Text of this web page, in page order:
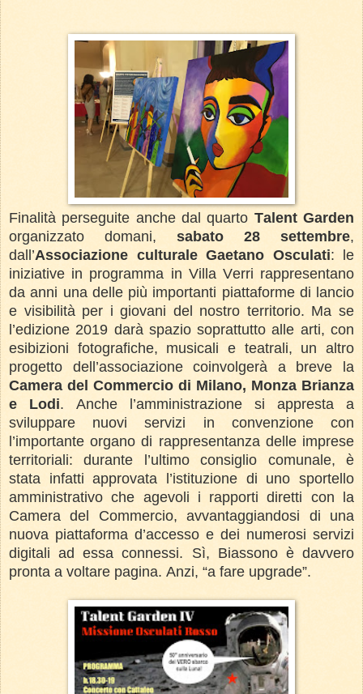
Finalità perseguite anche dal quarto Talent Garden
organizzato domani, sabato 28 settembre,
dall’Associazione culturale Gaetano Osculati: le
iniziative in programma in Villa Verri rappresentano
da anni una delle più importanti piattaforme di lancio
e visibilità per i giovani del nostro territorio. Ma se
l’edizione 2019 darà spazio soprattutto alle arti, con
esibizioni fotografiche, musicali e teatrali, un altro
progetto dell’associazione coinvolgerà a breve la
Camera del Commercio di Milano, Monza Brianza
e Lodi. Anche l’amministrazione si appresta a
sviluppare nuovi servizi in convenzione con
l’importante organo di rappresentanza delle imprese
territoriali: durante l’ultimo consiglio comunale, è
stata infatti approvata l’istituzione di uno sportello
amministrativo che agevoli i rapporti diretti con la
Camera del Commercio, avvantaggiandosi di una
nuova piattaforma d’accesso e dei numerosi servizi
digitali ad essa connessi. Sì, Biassono è davvero
pronta a voltare pagina. Anzi, “a fare upgrade”.